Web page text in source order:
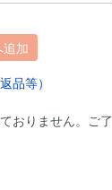
加
品等）
おりません。ご了